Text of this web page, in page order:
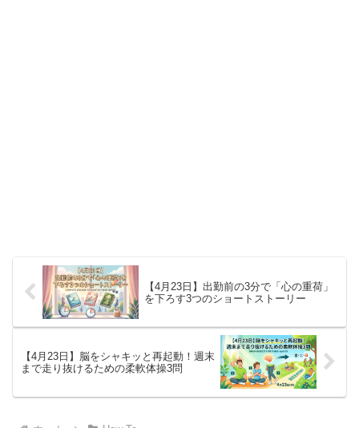
【4月23日】出勤前の3分で「心の重荷」
を下ろす3つのショートストーリー
【4月23日】脳をシャキッと再起動！週末
まで走り抜けるための柔軟体操3問